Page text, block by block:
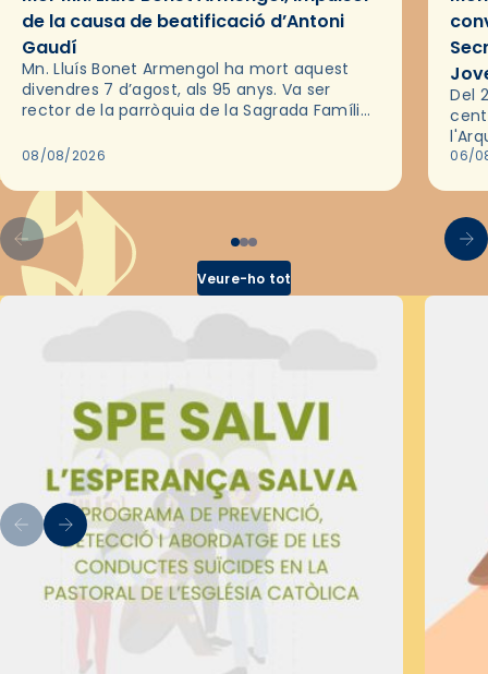
de la causa de beatificació d’Antoni
Gaudí
Mn. Lluís Bonet Armengol ha mort aquest
divendres 7 d’agost, als 95 anys. Va ser
rector de la parròquia de la Sagrada Família
2018,…
08/08/2026
Del
les
06/
Veure-ho tot